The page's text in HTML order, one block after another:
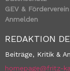
GEV & Förderverein
Anmelden
REDAKTION
Beiträge, Kritik &
homepage@fritz-